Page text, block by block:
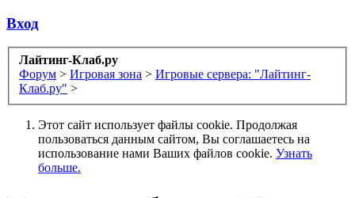
Вход
Лайтинг-Клаб.ру
Форум > Игровая зона > Игровые сервера: "Лайтинг-
Клаб.ру" >
Этот сайт использует файлы cookie. Продолжая
пользоваться данным сайтом, Вы соглашаетесь на
использование нами Ваших файлов cookie. Узнать
больше.